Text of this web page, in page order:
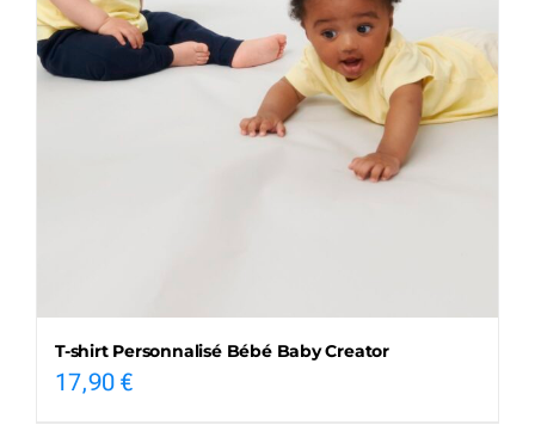
T-shirt Personnalisé Bébé Baby Creator
17,90€